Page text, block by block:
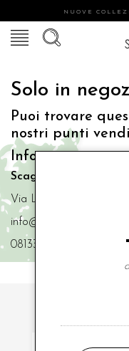
NUOVE
Solo in
Puoi trovare
nostri punti
Info contatti
Scaglione Bimbi di
Via Luigi Mazzella,73
info@scaglionebimbi.com
0813331162
ISCRIVITI